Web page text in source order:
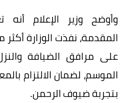
وأوضح وزير الإعلام أنه
على مرافق الضيافة
الموسم، لضمان الالتزام
بتجربة ضيوف الرحمن.